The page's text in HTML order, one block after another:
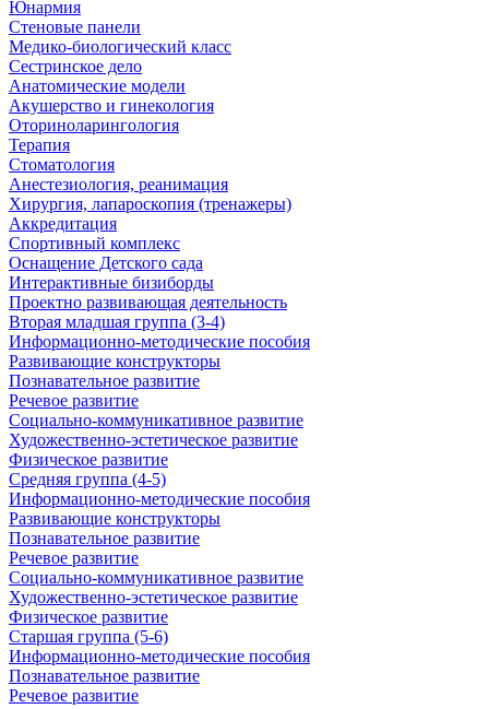
Юнармия
Стеновые панели
Медико-биологический класс
Сестринское дело
Анатомические модели
Акушерство и гинекология
Оториноларингология
Терапия
Стоматология
Анестезиология, реанимация
Хирургия, лапароскопия (тренажеры)
Аккредитация
Спортивный комплекс
Оснащение Детского сада
Интерактивные бизиборды
Проектно развивающая деятельность
Вторая младшая группа (3-4)
Информационно-методические пособия
Развивающие конструкторы
Познавательное развитие
Речевое развитие
Социально-коммуникативное развитие
Художественно-эстетическое развитие
Физическое развитие
Средняя группа (4-5)
Информационно-методические пособия
Развивающие конструкторы
Познавательное развитие
Речевое развитие
Социально-коммуникативное развитие
Художественно-эстетическое развитие
Физическое развитие
Старшая группа (5-6)
Информационно-методические пособия
Познавательное развитие
Речевое развитие